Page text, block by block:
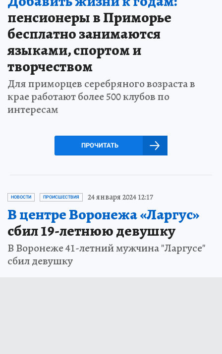
пенсионеры в Приморье
бесплатно занимаются
языками, спортом и
творчеством
Для приморцев серебряного возраста в
крае работают более 500 клубов по
интересам
ПРОЧИТАТЬ
НОВОСТИ ПРОИСШЕСТВИЯ 24 января 2024 12:17
В центре Воронежа «Ларгус»
сбил 19-летнюю девушку
В Воронеже 41-летний мужчина "Ларгусе"
сбил девушку